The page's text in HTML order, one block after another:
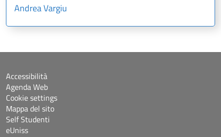
Andrea Vargiu
Accessibilità
Agenda Web
Cookie settings
Mappa del sito
Self Studenti
eUniss